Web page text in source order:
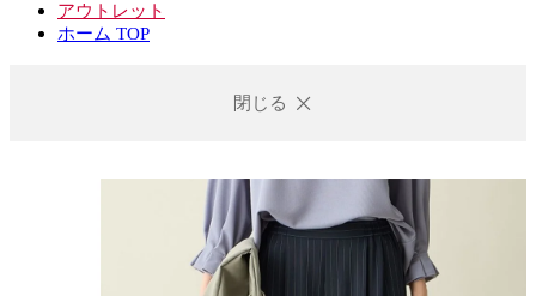
アウトレット
ホーム TOP
閉じる